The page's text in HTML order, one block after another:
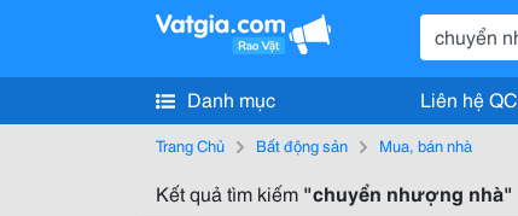
Danh mục Liên hệ QC
Trang Chủ Bất động sản Mua, bán nhà
Kết quả tìm kiếm "chuyển nhượng nhà"